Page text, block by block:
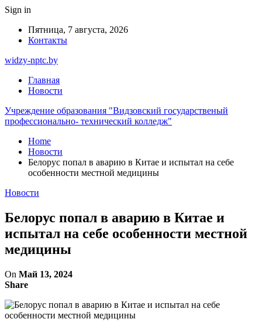
Sign in
Пятница, 7 августа, 2026
Контакты
widzy-nptc.by
Главная
Новости
Учреждение образования "Видзовский государственый
профессионально- технический колледж"
Home
Новости
Белорус попал в аварию в Китае и испытал на себе
особенности местной медицины
Новости
Белорус попал в аварию в Китае и
испытал на себе особенности местной
медицины
On Май 13, 2024
Share